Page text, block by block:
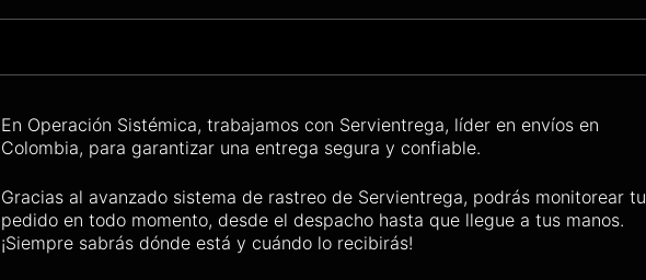
En Operación Sistémica, trabajamos con Servientrega, líder en envíos en
Colombia, para garantizar una entrega segura y confiable.
Gracias al avanzado sistema de rastreo de Servientrega, podrás monitorear tu
pedido en todo momento, desde el despacho hasta que llegue a tus manos.
¡Siempre sabrás dónde está y cuándo lo recibirás!